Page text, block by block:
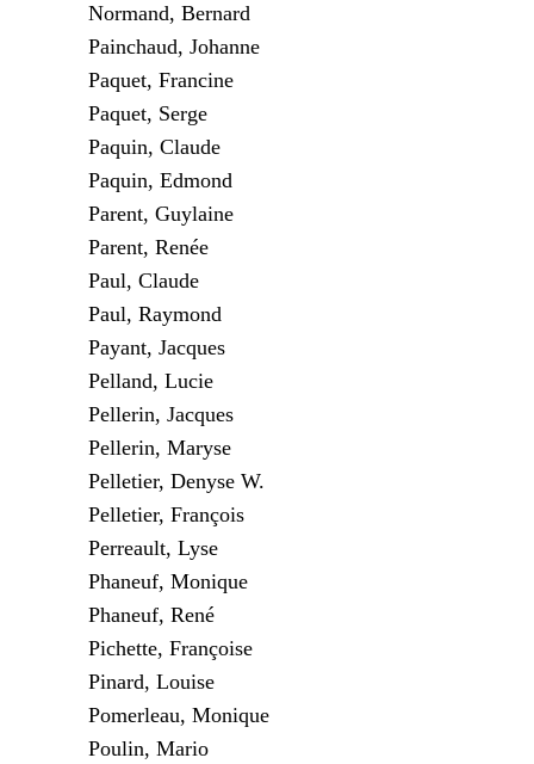
Normand, Bernard
Painchaud, Johanne
Paquet, Francine
Paquet, Serge
Paquin, Claude
Paquin, Edmond
Parent, Guylaine
Parent, Renée
Paul, Claude
Paul, Raymond
Payant, Jacques
Pelland, Lucie
Pellerin, Jacques
Pellerin, Maryse
Pelletier, Denyse W.
Pelletier, François
Perreault, Lyse
Phaneuf, Monique
Phaneuf, René
Pichette, Françoise
Pinard, Louise
Pomerleau, Monique
Poulin, Mario